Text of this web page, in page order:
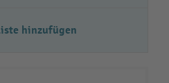
hinzufügen